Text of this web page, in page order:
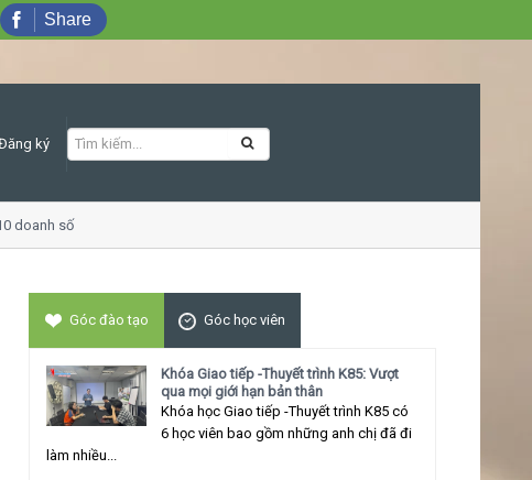
ký
doanh số
Góc đào tạo Góc học viên
Khóa Giao tiếp -Thuyết trình K85: Vượt
qua mọi giới hạn bản thân
Khóa học Giao tiếp -Thuyết trình K85 có
6 học viên bao gồm những anh chị đã đi
làm nhiều...
Share